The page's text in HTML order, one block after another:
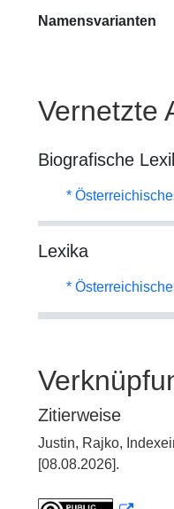
Namensvarianten
Vernetzte
Biografische
*
Lexika
*
Zitierweise
Justin, Rajko,
[08.08.2026].